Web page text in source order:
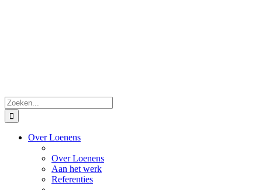
Zoeken
naar:
Over Loenens
Over Loenens
Aan het werk
Referenties